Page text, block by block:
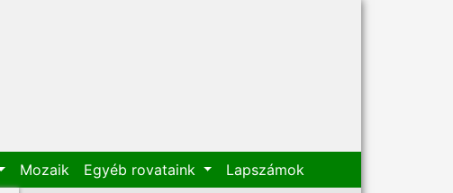
Mozaik Egyéb rovataink Lapszámok